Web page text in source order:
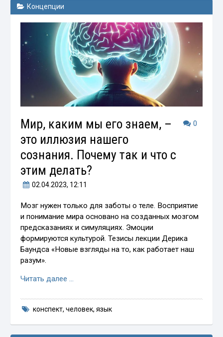
Концепции
0
Мир, каким мы его знаем, –
это иллюзия нашего
сознания. Почему так и что с
этим делать?
02.04.2023, 12:11
Мозг нужен только для заботы о теле. Восприятие
и понимание мира основано на созданных мозгом
предсказаниях и симуляциях. Эмоции
формируются культурой. Тезисы лекции Дерика
Баундса «Новые взгляды на то, как работает наш
разум».
Читать далее …
конспект, человек, язык